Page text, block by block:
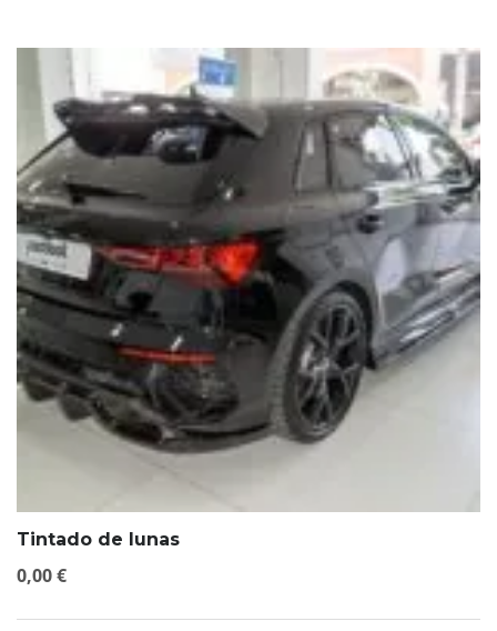
Tintado de lunas
0,00€